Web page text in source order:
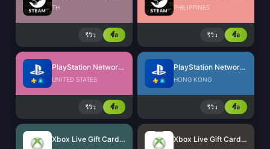
TH
รีวิว ซื้อ
PHILIPPINES
รีวิว ซื้อ
PlayStation Network Card (US)
UNITED STATES
รีวิว ซื้อ
PlayStation Network Card (HK)
HONG KONG
รีวิว ซื้อ
Xbox Live Gift Card (US) Xbox Live Gift Card (BR)